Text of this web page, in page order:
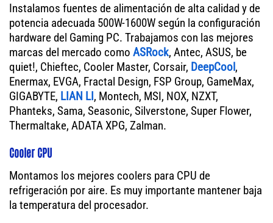
Instalamos fuentes de alimentación de alta calidad y de
potencia adecuada 500W-1600W según la configuración
hardware del Gaming PC. Trabajamos con las mejores
marcas del mercado como ASRock, Antec, ASUS, be
quiet!, Chieftec, Cooler Master, Corsair, DeepCool,
Enermax, EVGA, Fractal Design, FSP Group, GameMax,
GIGABYTE, LIAN LI, Montech, MSI, NOX, NZXT,
Phanteks, Sama, Seasonic, Silverstone, Super Flower,
Thermaltake, ADATA XPG, Zalman.
Cooler CPU
Montamos los mejores coolers para CPU de
refrigeración por aire. Es muy importante mantener baja
la temperatura del procesador.